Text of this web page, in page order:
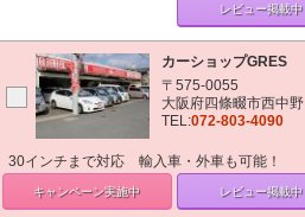
レビュー掲載中
カーショップGRES
〒575-0055
大阪府四條畷市西中野
TEL:072-803-4090
30インチまで対応 輸入車・外車も可能！
キャンペーン実施中 レビュー掲載中